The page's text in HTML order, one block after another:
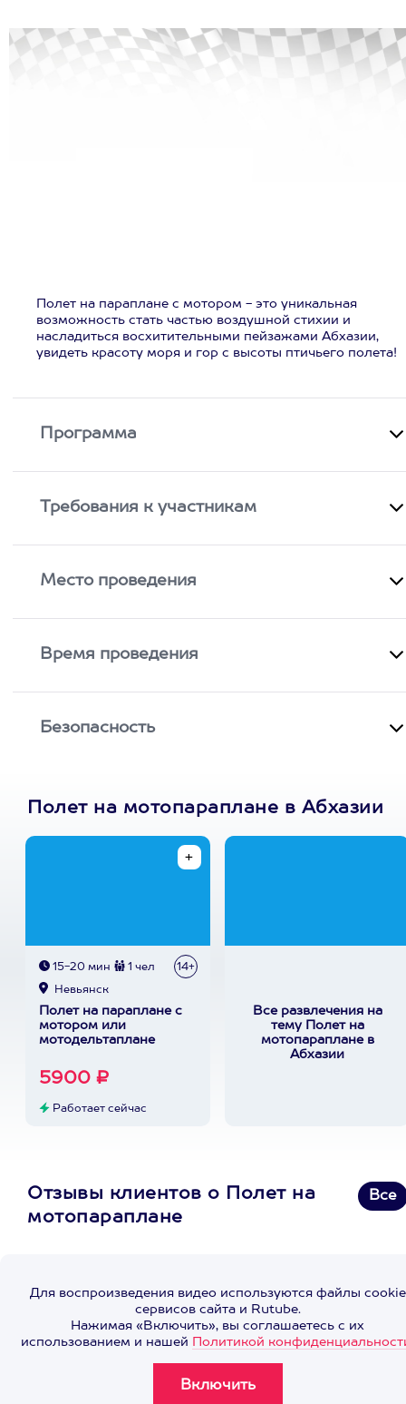
Полет на параплане с мотором - это уникальная
возможность стать частью воздушной стихии и
насладиться восхитительными пейзажами Абхазии,
увидеть красоту моря и гор с высоты птичьего полета!
Программа
Требования к участникам
Место проведения
Время проведения
Безопасность
Полет на мотопараплане в Абхазии
15-20 мин 1 чел 14+
Невьянск
Полет на параплане с
мотором или
мотодельтаплане
5900 ₽
Работает сейчас
Все развлечения на
тему Полет на
мотопараплане в
Абхазии
Отзывы клиентов о Полет на
мотопараплане
Все
Для воспроизведения видео используются файлы cookie
сервисов сайта и Rutube.
Нажимая «Включить», вы соглашаетесь с их
использованием и нашей Политикой